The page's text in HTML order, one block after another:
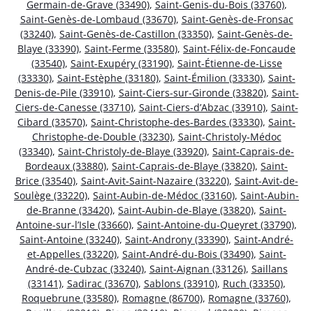
Germain-de-Grave (33490), Saint-Genis-du-Bois (33760),
Saint-Genès-de-Lombaud (33670), Saint-Genès-de-Fronsac
(33240), Saint-Genès-de-Castillon (33350), Saint-Genès-de-
Blaye (33390), Saint-Ferme (33580), Saint-Félix-de-Foncaude
(33540), Saint-Exupéry (33190), Saint-Étienne-de-Lisse
(33330), Saint-Estèphe (33180), Saint-Émilion (33330), Saint-
Denis-de-Pile (33910), Saint-Ciers-sur-Gironde (33820), Saint-
Ciers-de-Canesse (33710), Saint-Ciers-d’Abzac (33910), Saint-
Cibard (33570), Saint-Christophe-des-Bardes (33330), Saint-
Christophe-de-Double (33230), Saint-Christoly-Médoc
(33340), Saint-Christoly-de-Blaye (33920), Saint-Caprais-de-
Bordeaux (33880), Saint-Caprais-de-Blaye (33820), Saint-
Brice (33540), Saint-Avit-Saint-Nazaire (33220), Saint-Avit-de-
Soulège (33220), Saint-Aubin-de-Médoc (33160), Saint-Aubin-
de-Branne (33420), Saint-Aubin-de-Blaye (33820), Saint-
Antoine-sur-l’Isle (33660), Saint-Antoine-du-Queyret (33790),
Saint-Antoine (33240), Saint-Androny (33390), Saint-André-
et-Appelles (33220), Saint-André-du-Bois (33490), Saint-
André-de-Cubzac (33240), Saint-Aignan (33126), Saillans
(33141), Sadirac (33670), Sablons (33910), Ruch (33350),
Roquebrune (33580), Romagne (86700), Romagne (33760),